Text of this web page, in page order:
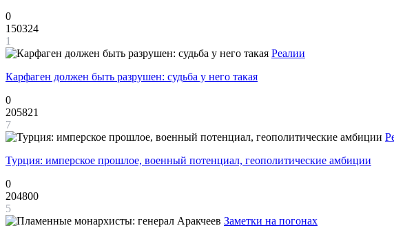
0
150324
1
Реалии
Карфаген должен быть разрушен: судьба у него такая
0
205821
7
Турция: имперское прошлое, военный потенциал, геополитические амбиции
0
204800
5
Заметки на погонах